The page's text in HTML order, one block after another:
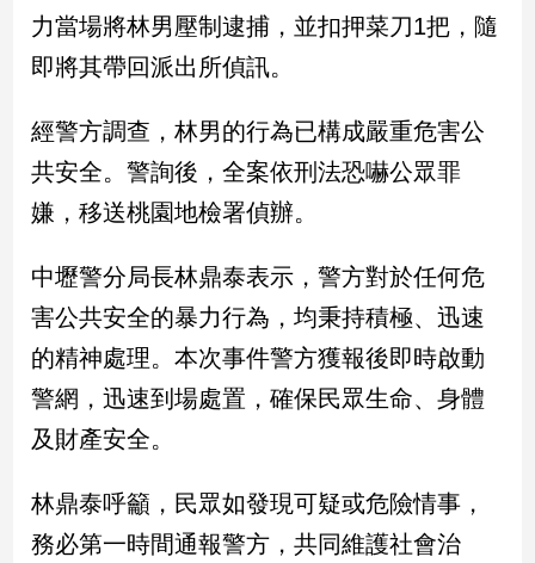
兩
岸/
國
社
地
方
冠
病
毒
區
南
台
灣
觀
力當場將林男壓制逮捕，並扣押菜刀1把，隨
即將其帶回派出所偵訊。
經警方調查，林男的行為已構成嚴重危害公
共安全。警詢後，全案依刑法恐嚇公眾罪
嫌，移送桃園地檢署偵辦。
中壢警分局長林鼎泰表示，警方對於任何危
害公共安全的暴力行為，均秉持積極、迅速
的精神處理。本次事件警方獲報後即時啟動
警網，迅速到場處置，確保民眾生命、身體
及財產安全。
林鼎泰呼籲，民眾如發現可疑或危險情事，
務必第一時間通報警方，共同維護社會治